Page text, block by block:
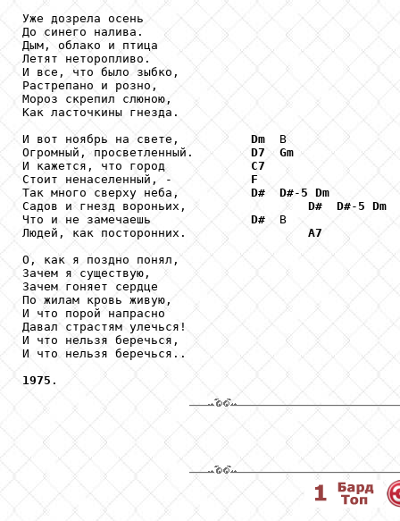
Уже дозрела осень
До синего налива.
Дым, облако и птица
Летят неторопливо.
И все, что было зыбко,
Растрепано и розно,
Мороз скрепил слюною,
Как ласточкины гнезда.
И вот ноябрь на свете, Dm
  В
Огромный, просветленный. D7
Gm
И кажется, что город C7
Стоит ненаселенный, - F
Так много сверху неба, D# D#-5 Dm
Садов и гнезд вороньих, D# D#- 5 Dm
Что и не замечаешь D#
  В
Людей, как посторонних. A7
О, как я поздно понял,
Зачем я существую,
Зачем гоняет сердце
По жилам кровь живую,
И что порой напрасно
Давал страстям улечься!
И что нельзя беречься,
И что нельзя беречься..
1975 .